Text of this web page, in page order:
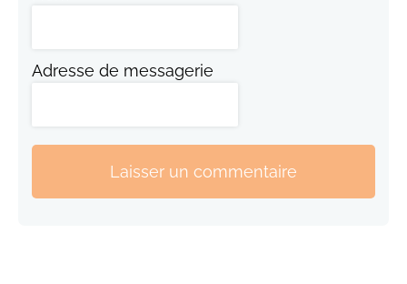
Adresse de messagerie
Laisser un commentaire